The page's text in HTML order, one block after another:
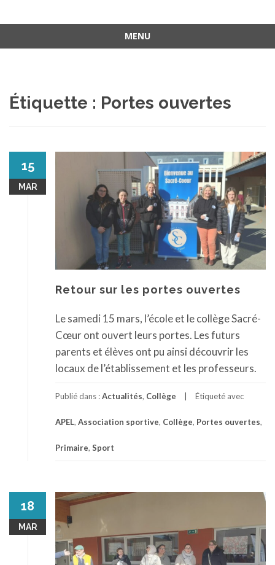
MENU
Étiquette : Portes ouvertes
15
MAR
Retour sur les portes ouvertes
Le samedi 15 mars, l’école et le collège Sacré-
Cœur ont ouvert leurs portes. Les futurs
parents et élèves ont pu ainsi découvrir les
locaux de l’établissement et les professeurs.
Publié dans :Actualités, Collège Étiqueté avec
APEL, Association sportive, Collège, Portes ouvertes,
Primaire, Sport
18
MAR